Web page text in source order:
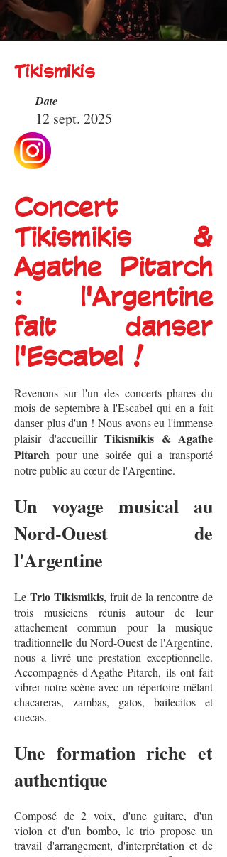
Tikismikis
Date
12 sept. 2025
Concert
Tikismikis &
Agathe Pitarch
: l'Argentine
fait danser
l'Escabel !
Revenons sur l'un des concerts phares du
mois de septembre à l'Escabel qui en a fait
danser plus d'un ! Nous avons eu l'immense
plaisir d'accueillir Tikismikis & Agathe
Pitarch pour une soirée qui a transporté
notre public au cœur de l'Argentine.
Un voyage musical au
Nord-Ouest de
l'Argentine
Le Trio Tikismikis, fruit de la rencontre de
trois musiciens réunis autour de leur
attachement commun pour la musique
traditionnelle du Nord-Ouest de l'Argentine,
nous a livré une prestation exceptionnelle.
Accompagnés d'Agathe Pitarch, ils ont fait
vibrer notre scène avec un répertoire mêlant
chacareras, zambas, gatos, bailecitos et
cuecas.
Une formation riche et
authentique
Composé de 2 voix, d'une guitare, d'un
violon et d'un bombo, le trio propose un
travail d'arrangement, d'interprétation et de